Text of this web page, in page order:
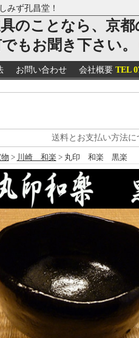
みず孔昌堂！
のことなら、京
もお聞き下さい。
お問い合わせ 会社概要 TEL
送料とお支払い方法に
> 川崎 和楽 > 丸印 和楽 黒楽